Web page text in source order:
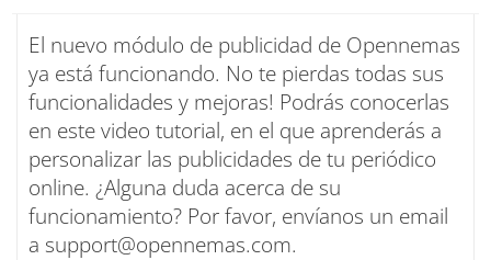
El nuevo módulo de publicidad de Opennemas
ya está funcionando. No te pierdas todas sus
funcionalidades y mejoras! Podrás conocerlas
en este video tutorial, en el que aprenderás a
personalizar las publicidades de tu periódico
online. ¿Alguna duda acerca de su
funcionamiento? Por favor, envíanos un email
a support@opennemas.com.